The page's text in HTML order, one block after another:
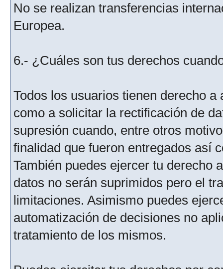
No se realizan transferencias
Europea.
6.- ¿Cuáles son tus derechos
Todos los usuarios tienen derecho
como a solicitar la rectificación de
supresión cuando, entre otros
finalidad que fueron entregados así
También puedes ejercer tu derecho
datos no serán suprimidos pero el
limitaciones. Asimismo puedes
automatización de decisiones no
tratamiento de los mismos.